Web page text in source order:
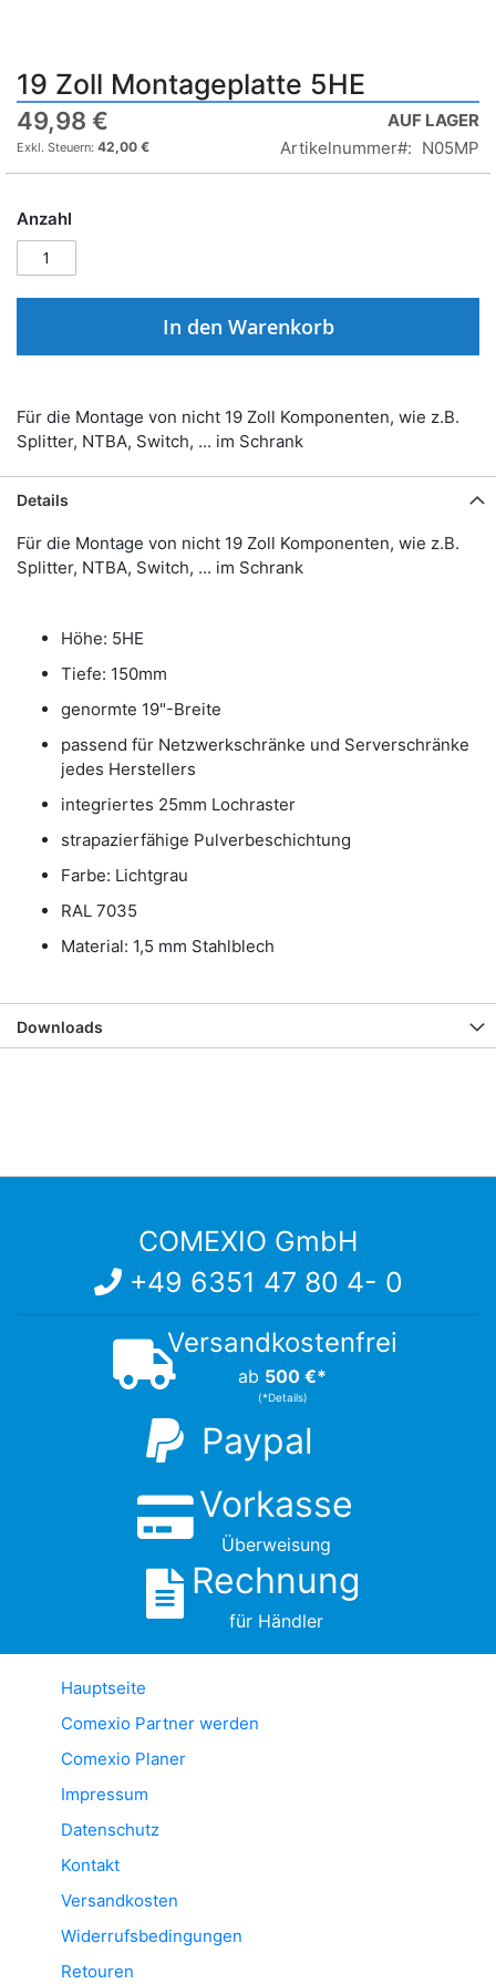
19 Zoll Montageplatte 5HE
49,98 €
42,00 €
AUF LAGER
Artikelnummer
N05MP
Anzahl
In den Warenkorb
Für die Montage von nicht 19 Zoll Komponenten, wie z.B.
Splitter, NTBA, Switch, ... im Schrank
Details
Für die Montage von nicht 19 Zoll Komponenten, wie z.B.
Splitter, NTBA, Switch, ... im Schrank
Höhe: 5HE
Tiefe: 150mm
genormte 19"-Breite
passend für Netzwerkschränke und Serverschränke
jedes Herstellers
integriertes 25mm Lochraster
strapazierfähige Pulverbeschichtung
Farbe: Lichtgrau
RAL 7035
Material: 1,5 mm Stahlblech
Downloads
COMEXIO GmbH
+49 6351 47 80 4- 0
Versandkostenfrei
ab 500 €*
(*Details)
Paypal
Vorkasse
Überweisung
Rechnung
für Händler
Hauptseite
Comexio Partner werden
Comexio Planer
Impressum
Datenschutz
Kontakt
Versandkosten
Widerrufsbedingungen
Retouren